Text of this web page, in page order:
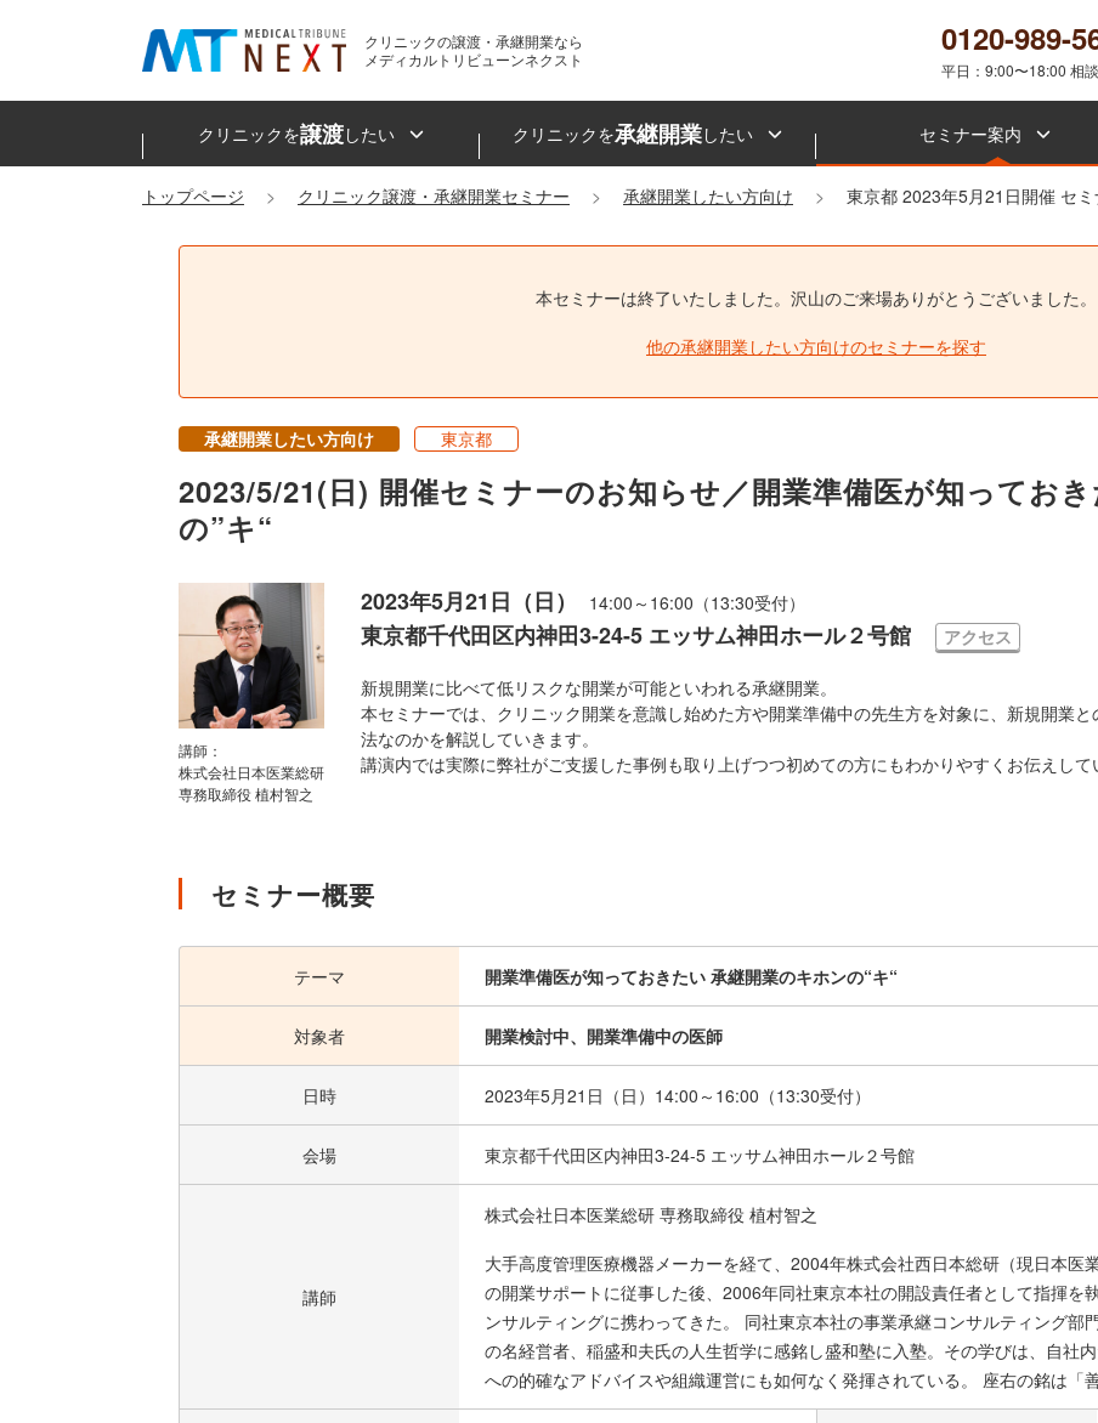
クリニックの譲渡・承継開業なら
メディカルトリビューンネクスト
0120-989-
平日：9:00〜18:00 相
クリニックを譲渡したい クリニックを承継開業したい セミナー案内
トップページ クリニック譲渡・承継開業セミナー 承継開業したい方向け 東京都 2023年5月21日開催 セ
本セミナーは終了いたしました。 沢山のご来場ありがとうございました。
他の承継開業したい方向けのセミナーを探す
承継開業したい方向け 東京都
2023/5/21(日) 開催セミナーのお知らせ／開業準備医が知ってお
の”キ“
講師：
株式会社日本医業総研
専務取締役 植村智之
2023年5月21日（日） 14:00～16:00（13:30受付）
東京都千代田区内神田3-24-5 エッサム神田ホール２号館 アクセス
新規開業に比べて低リスクな開業が可能といわれる承継開業。
本セミナーでは、クリニック開業を意識し始めた方や開業準備中の先生方を対象に、新規開業
法なのかを解説していきます。
講演内では実際に弊社がご支援した事例も取り上げつつ初めての方にもわかりやすくお伝えして
セミナー概要
テーマ 開業準備医が知っておきたい 承継開業のキホンの“キ“
対象者 開業検討中、開業準備中の医師
日時 2023年5月21日（日） 14:00～16:00（13:30受付）
会場 東京都千代田区内神田3-24-5 エッサム神田ホール２号館
講師
株式会社日本医業総研 専務取締役 植村智之
大手高度管理医療機器メーカーを経て、2004年株式会社西日本総研（現日本医
の開業サポートに従事した後、2006年同社東京本社の開設責任者として指揮を
ンサルティングに携わってきた。 同社東京本社の事業承継コンサルティング
の名経営者、稲盛和夫氏の人生哲学に感銘し盛和塾に入塾。その学びは、自社
への的確なアドバイスや組織運営にも如何なく発揮されている。 座右の銘は「善